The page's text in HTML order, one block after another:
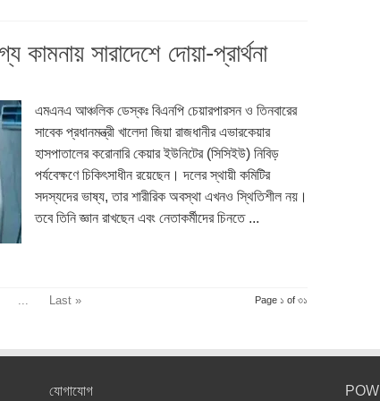
সারাদেশে দোয়া-প্রার্থনা
এমএনএ আঞ্চলিক ডেস্কঃ বিএনপি চেয়ারপারসন ও তিনবারের
সাবেক প্রধানমন্ত্রী খালেদা জিয়া রাজধানীর এভারকেয়ার
হাসপাতালের করোনারি কেয়ার ইউনিটের (সিসিইউ) নিবিড়
পর্যবেক্ষণে চিকিৎসাধীন রয়েছেন। দলের স্থায়ী কমিটির
সদস্যদের ভাষ্য, তার শারীরিক অবস্থা এখনও স্থিতিশীল নয়।
তবে তিনি জ্ঞান রাখছেন এবং নেতাকর্মীদের চিনতে ...
Page ১ of ৩১
Last »
যোগাযোগ